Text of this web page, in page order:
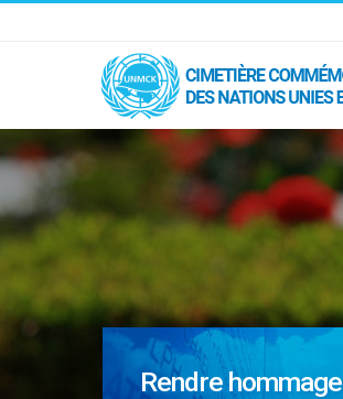
Rendre hommage